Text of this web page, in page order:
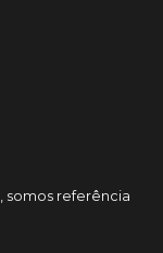
somos referência